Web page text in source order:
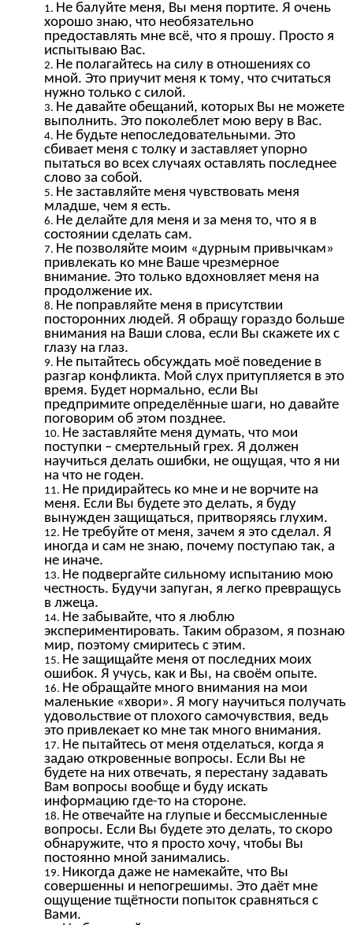
Не балуйте меня, Вы меня портите. Я очень
хорошо знаю, что необязательно
предоставлять мне всё, что я прошу. Просто я
испытываю Вас.
Не полагайтесь на силу в отношениях со
мной. Это приучит меня к тому, что считаться
нужно только с силой.
Не давайте обещаний, которых Вы не можете
выполнить. Это поколеблет мою веру в Вас.
Не будьте непоследовательными. Это
сбивает меня с толку и заставляет упорно
пытаться во всех случаях оставлять последнее
слово за собой.
Не заставляйте меня чувствовать меня
младше, чем я есть.
Не делайте для меня и за меня то, что я в
состоянии сделать сам.
Не позволяйте моим «дурным привычкам»
привлекать ко мне Ваше чрезмерное
внимание. Это только вдохновляет меня на
продолжение их.
Не поправляйте меня в присутствии
посторонних людей. Я обращу гораздо больше
внимания на Ваши слова, если Вы скажете их с
глазу на глаз.
Не пытайтесь обсуждать моё поведение в
разгар конфликта. Мой слух притупляется в это
время. Будет нормально, если Вы
предпримите определённые шаги, но давайте
поговорим об этом позднее.
Не заставляйте меня думать, что мои
поступки – смертельный грех. Я должен
научиться делать ошибки, не ощущая, что я ни
на что не годен.
Не придирайтесь ко мне и не ворчите на
меня. Если Вы будете это делать, я буду
вынужден защищаться, притворяясь глухим.
Не требуйте от меня, зачем я это сделал. Я
иногда и сам не знаю, почему поступаю так, а
не иначе.
Не подвергайте сильному испытанию мою
честность. Будучи запуган, я легко превращусь
в лжеца.
Не забывайте, что я люблю
экспериментировать. Таким образом, я познаю
мир, поэтому смиритесь с этим.
Не защищайте меня от последних моих
ошибок. Я учусь, как и Вы, на своём опыте.
Не обращайте много внимания на мои
маленькие «хвори». Я могу научиться получать
удовольствие от плохого самочувствия, ведь
это привлекает ко мне так много внимания.
Не пытайтесь от меня отделаться, когда я
задаю откровенные вопросы. Если Вы не
будете на них отвечать, я перестану задавать
Вам вопросы вообще и буду искать
информацию где-то на стороне.
Не отвечайте на глупые и бессмысленные
вопросы. Если Вы будете это делать, то скоро
обнаружите, что я просто хочу, чтобы Вы
постоянно мной занимались.
Никогда даже не намекайте, что Вы
совершенны и непогрешимы. Это даёт мне
ощущение тщётности попыток сравняться с
Вами.